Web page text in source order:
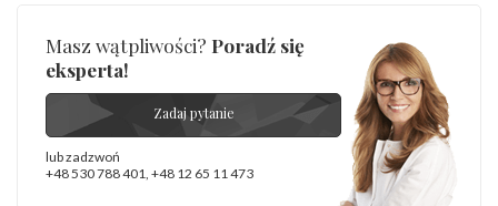
Masz wątpliwości? Poradź się
eksperta!
Zadaj pytanie
lub zadzwoń
+48 530 788 401 +48 12 65 11 473